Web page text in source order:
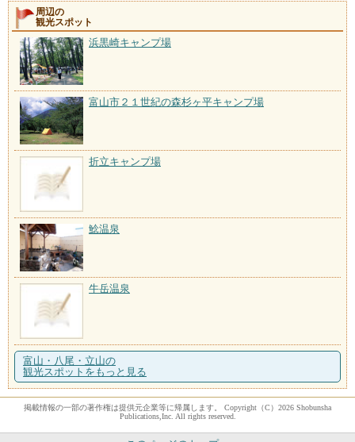
周辺の
観光スポット
浜黒崎キャンプ場
富山市２１世紀の森杉ヶ平キャンプ場
折立キャンプ場
鯰温泉
牛岳温泉
富山・八尾・立山の
観光スポットをもっと見る
掲載情報の一部の著作権は提供元企業等に帰属します。 Copyright（C）2026 Shobunsha
Publications,Inc. All rights reserved.